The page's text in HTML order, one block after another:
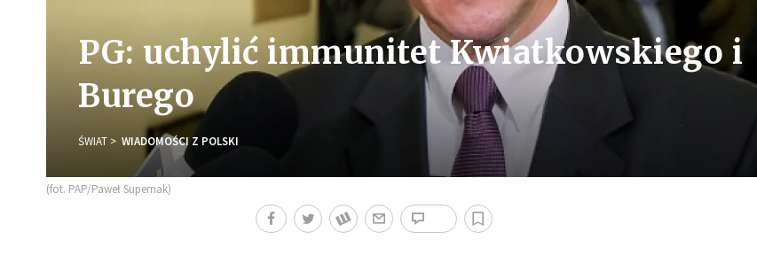
PG: uchylić immunitet Kwiatkowskiego i
Burego
ŚWIAT WIADOMOŚCI Z POLSKI
(fot. PAP/Paweł Supernak)